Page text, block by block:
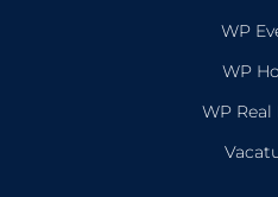
WP
WP
WP Real